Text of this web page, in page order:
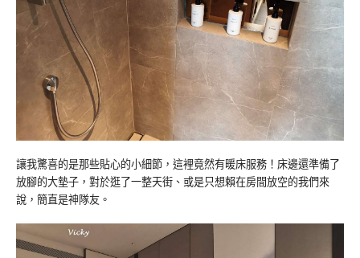
讓我驚喜的是那些貼心的小細節，這裡竟然有暖床服務！床邊還準備了
放腳的大墊子，對於逛了一整天街、或是只想賴在房間放空的我們來
說，簡直是神隊友。